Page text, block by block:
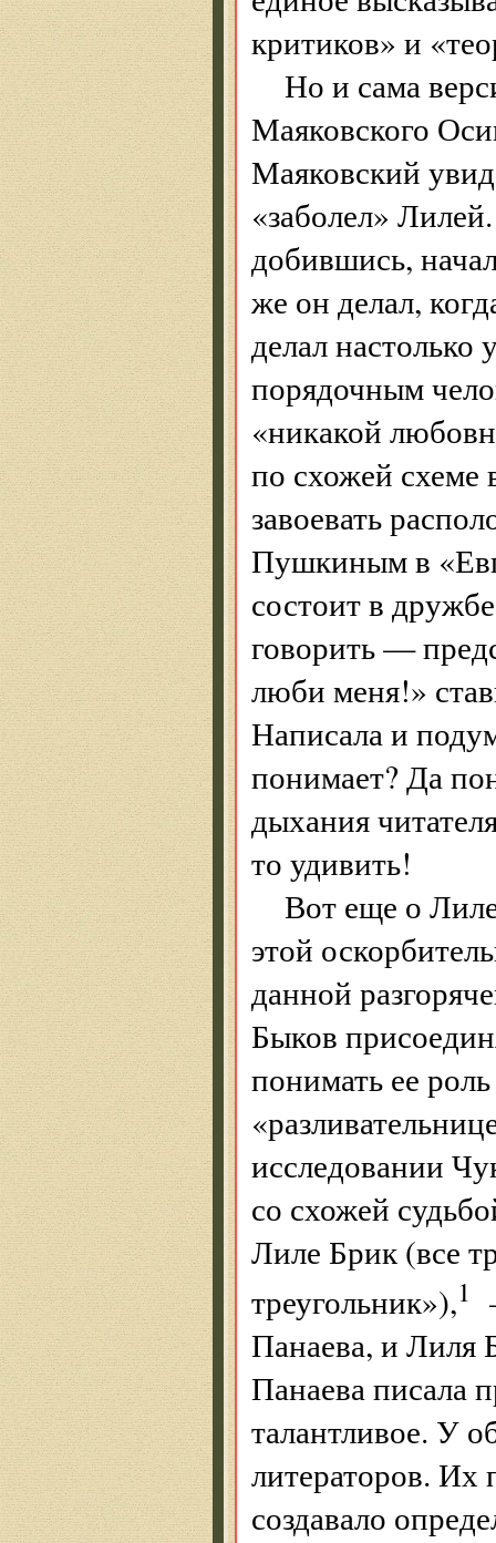
критиков» и
Но и сама
Маяковского
Маяковский
«заболел»
добившись,
же он делал,
делал
порядочным
«никакой
по схожей схеме
завоевать
Пушкиным в
состоит в
говорить —
люби меня!»
Написала и
понимает? Да
дыхания
то удивить!
Вот еще о
этой
данной
Быков
понимать ее
исследовании
со схожей
Лиле Брик (все
треугольник»),1
Панаева, и Лиля
Панаева писала
талантливое. У
литераторов. Их
создавало